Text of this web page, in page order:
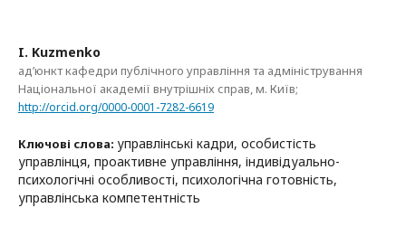
I. Kuzmenko
ад’юнкт кафедри публічного управління та адміністрування
Національної академії внутрішніх справ, м. Київ;
http://orcid.org/0000-0001-7282-6619
Ключові слова: управлінські кадри, особистість
управлінця, проактивне управління, індивідуально-
психологічні особливості, психологічна готовність,
управлінська компетентність